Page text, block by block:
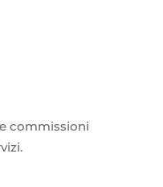
commissioni